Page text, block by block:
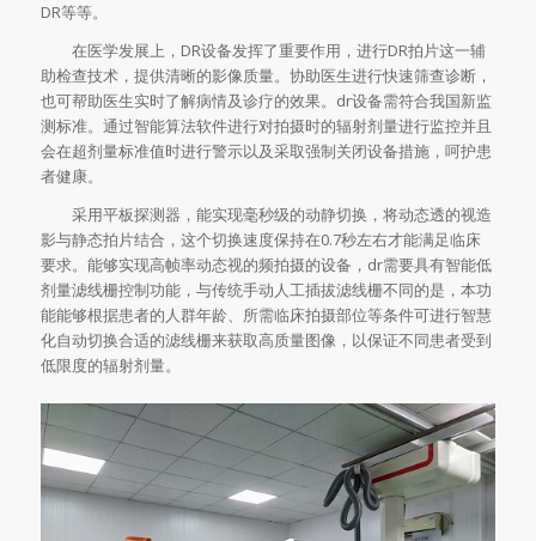
DR等等。
在医学发展上，DR设备发挥了重要作用，进行DR拍片这一辅
助检查技术，提供清晰的影像质量。协助医生进行快速筛查诊断，
也可帮助医生实时了解病情及诊疗的效果。dr设备需符合我国新监
测标准。通过智能算法软件进行对拍摄时的辐射剂量进行监控并且
会在超剂量标准值时进行警示以及采取强制关闭设备措施，呵护患
者健康。
采用平板探测器，能实现毫秒级的动静切换，将动态透的视造
影与静态拍片结合，这个切换速度保持在0.7秒左右才能满足临床
要求。能够实现高帧率动态视的频拍摄的设备，dr需要具有智能低
剂量滤线栅控制功能，与传统手动人工插拔滤线栅不同的是，本功
能能够根据患者的人群年龄、所需临床拍摄部位等条件可进行智慧
化自动切换合适的滤线栅来获取高质量图像，以保证不同患者受到
低限度的辐射剂量。